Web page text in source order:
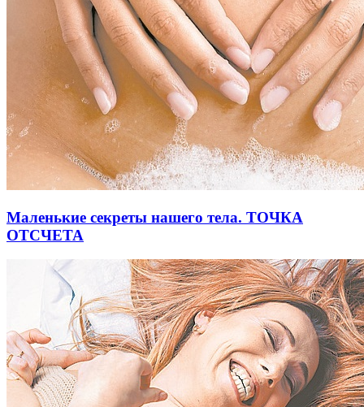
Маленькие секреты нашего тела. ТОЧКА
ОТСЧЕТА